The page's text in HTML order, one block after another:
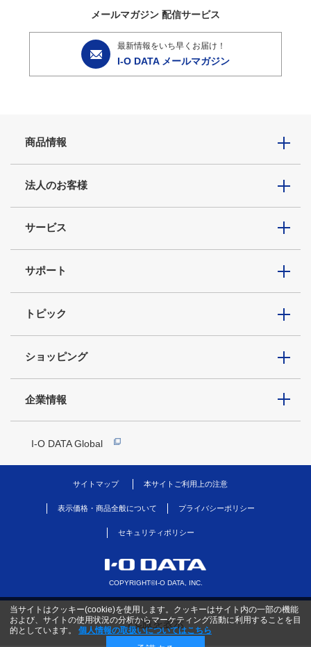
メールマガジン 配信サービス
最新情報をいち早くお届け！
I-O DATA メールマガジン
商品情報
法人のお客様
サービス
サポート
トピック
ショッピング
企業情報
I-O DATA Global
サイトマップ 本サイトご利用上の注意
表示価格・商品全般について プライバシーポリシー
セキュリティポリシー
COPYRIGHT©I-O DATA, INC.
当サイトはクッキー(cookie)を使用します。クッキーはサイト内の一部の機能
および、サイトの使用状況の分析からマーケティング活動に利用することを目
的としています。
個人情報の取扱いについてはこちら
PC版を表示